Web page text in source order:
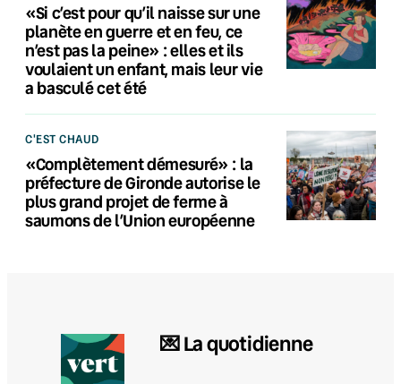
«Si c’est pour qu’il naisse sur une
planète en guerre et en feu, ce
n’est pas la peine» : elles et ils
voulaient un enfant, mais leur vie
a basculé cet été
C'EST CHAUD
«Complètement démesuré» : la
préfecture de Gironde autorise le
plus grand projet de ferme à
saumons de l’Union européenne
💌 La quotidienne